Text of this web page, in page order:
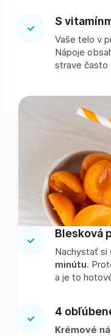
S
Vaše telo v
Nápoje
strave často
Blesková
Nachystať si
minútu.
a je to
4
Krémové